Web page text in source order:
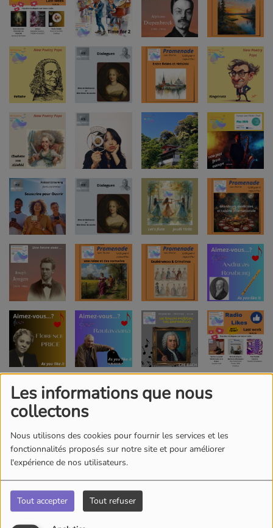
Les informations que nous
collectons
Nous utilisons des cookies pour fournir les services et les
fonctionnalités proposés sur notre site et pour améliorer
l'expérience de nos utilisateurs.
Tout accepter Tout refuser